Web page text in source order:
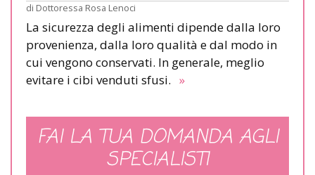
di Dottoressa Rosa Lenoci
La sicurezza degli alimenti dipende dalla loro
provenienza, dalla loro qualità e dal modo in
cui vengono conservati. In generale, meglio
evitare i cibi venduti sfusi. »
FAI LA TUA DOMANDA AGLI
SPECIALISTI